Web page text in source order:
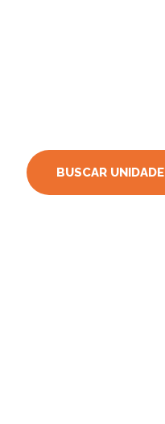
BUSCAR UNIDADE